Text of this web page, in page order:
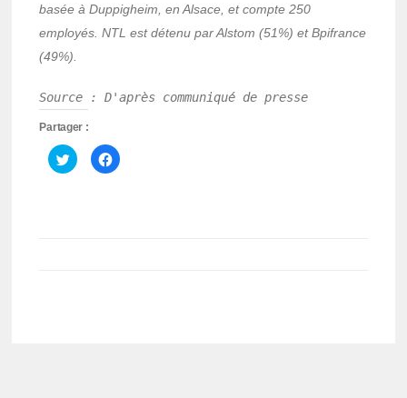
basée à Duppigheim, en Alsace, et compte 250
employés. NTL est détenu par Alstom (51%) et Bpifrance
(49%).
Source : D'après communiqué de presse
Partager :
Cliquez
pour
partager
Cliquez
pour